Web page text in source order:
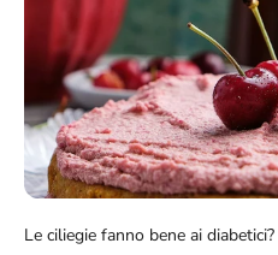
Le ciliegie fanno bene ai diabetici?